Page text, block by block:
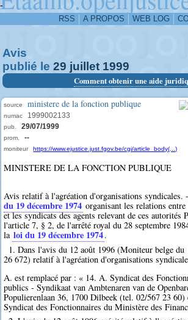
-
RSS A PROPOS WEB LOG
Avis
publié le 29 juillet 1999
Comment obtenir une aide
source ministere de la fonction publique
numac 1999002133
pub. 29/07/1999
prom. --
moniteur https://www.ejustice.just.fgov.be/cgi/article_body(...)
MINISTERE DE LA FONCTION PUBLIQUE
Avis relatif à l'agréation d'organisations syndicales.
du 19 décembre 1974 organisant les relations
et les syndicats des agents relevant de ces autorités
l'article 7, § 2, de l'arrêté royal du 28 septembre
la loi du 19 décembre 1974.
1. Dans l'avis du 12 août 1996 (Moniteur belge du
26 672) relatif à l'agréation d'organisations
A. est remplacé par : « 14. A. Syndicat des
publics - Syndikaat van Ambtenaren van de
Populierenlaan 36, 1700 Dilbeek (tel. 02/567 23
Syndicat des Fonctionnaires du Ministère des